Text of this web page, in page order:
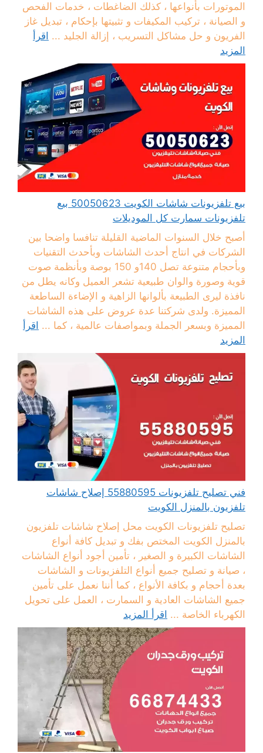
الموتورات بأنواعها ، كذلك الضاغطات ، خدمات الفحص
و الصيانة ، تركيب المكيفات و تثبيتها بإحكام ، تبديل غاز
الفريون و حل مشاكل التسريب ، إزالة الجليد ... اقرأ
المزيد
بيع تلفزيونات شاشات الكويت 50050623 بيع
تلفزيونات سمارت كل الموديلات
أصبح خلال السنوات الماضية القليلة تنافسا واضحا بين
الشركات في انتاج أحدث الشاشات وبأحدث التقنيات
وبأحجام متنوعة تصل 140و 150 بوصة وبأنظمة صوت
قوية وصورة والوان طبيعية تشعر العميل وكانه يطل من
نافذة ليرى الطبيعة بألوانها الزاهية و الإضاءة الساطعة
المميزة. ولدى شركتنا عدة عروض على هذه الشاشات
المميزة وبسعر الجملة وبمواصفات عالمية ، كما ... اقرأ
المزيد
فني تصليح تلفزيونات 55880595 إصلاح شاشات
تلفزيون بالمنزل الكويت
تصليح تلفزيونات الكويت محل إصلاح شاشات تلفزيون
بالمنزل الكويت المختص بفك و تبديل كافة أنواع
الشاشات الكبيرة و الصغير ، تأمين أجود أنواع الشاشات
، صيانة و تصليح جميع أنواع التلفزيونات و الشاشات
بعدة أحجام و بكافة الأنواع ، كما أننا نعمل على تأمين
جميع الشاشات العادية و السمارت ، العمل على تحويل
الكهرباء الخاصة ... اقرأ المزيد